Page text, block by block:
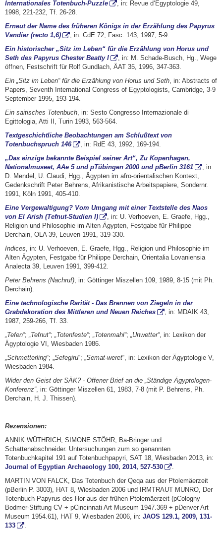
Internationales Totenbuch-Puzzle
, in: Revue d‘Egyptologie 49,
1998, 221-232, Tf. 26-28.
Erneut der Name des früheren Königs in der Erzählung des Papyrus
Vandier (recto 1,6)
, in: CdE 72, Fasc. 143, 1997, 5-9.
Ein historischer „Sitz im Leben“ für die Erzählung von Horus und
Seth des Papyrus Chester Beatty I
, in: M. Schade-Busch, Hg., Wege
öffnen, Festschrift für Rolf Gundlach, ÄAT 35, 1996, 347-363.
Ein „Sitz im Leben“ für die Erzählung von Horus und Seth, in: Abstracts of
Papers, Seventh International Congress of Egyptologists, Cambridge, 3-9
September 1995, 193-194.
Ein saitisches Totenbuch, in: Sesto Congresso Internazionale di
Egittologia, Atti II, Turin 1993, 563-564.
Textgeschichtliche Beobachtungen am Schlußtext von
Totenbuchspruch 146
, in: RdE 43, 1992, 169-194.
„Das einzige bekannte Beispiel seiner Art“, Zu Kopenhagen,
Nationalmuseet, AAe 5 und pTübingen 2000 und pBerlin 3161
, in:
D. Mendel, U. Claudi, Hgg., Ägypten im afro-orientalischen Kontext,
Gedenkschrift Peter Behrens, Afrikanistische Arbeitspapiere, Sondernr.
1991, Köln 1991, 405-410.
Eine Vergewaltigung? Vom Umgang mit einer Textstelle des Naos
von El Arish (Tefnut-Studien I)
, in: U. Verhoeven, E. Graefe, Hgg.,
Religion und Philosophie im Alten Ägypten, Festgabe für Philippe
Derchain, OLA 39, Leuven 1991, 319-330.
Indices, in: U. Verhoeven, E. Graefe, Hgg., Religion und Philosophie im
Alten Ägypten, Festgabe für Philippe Derchain, Orientalia Lovaniensia
Analecta 39, Leuven 1991, 399-412.
Peter Behrens (Nachruf), in: Göttinger Miszellen 109, 1989, 8-15 (mit Ph.
Derchain).
Eine technologische Rarität - Das Brennen von Ziegeln in der
Grabdekoration des Mittleren und Neuen Reiches
, in: MDAIK 43,
1987, 259-266, Tf. 33.
„Tefen“; „Tefnut“; „Totenfeste“; „Totenmahl“; „Unwetter“, in: Lexikon der
Ägyptologie VI, Wiesbaden 1986.
„Schmetterling“; „Sefegiru“; „Semat-weret“, in: Lexikon der Ägyptologie V,
Wiesbaden 1984.
Wider den Geist der SÄK? - Offener Brief an die „Ständige Ägyptologen-
Konferenz“, in: Göttinger Miszellen 61, 1983, 7-8 (mit P. Behrens, Ph.
Derchain, H. J. Thissen).
Rezensionen:
ANNIK WÜTHRICH, SIMONE STÖHR, Ba-Bringer und
Schattenabschneider. Untersuchungen zum so genannten
Totenbuchkapitel 191 auf Totenbuchpapyri, SAT 18, Wiesbaden 2013, in:
Journal of Egyptian Archaeology 100, 2014, 527-530
.
MARTIN VON FALCK, Das Totenbuch der Qeqa aus der Ptolemäerzeit
(pBerlin P. 3003), HAT 8, Wiesbaden 2006 und IRMTRAUT MUNRO, Der
Totenbuch-Papyrus des Hor aus der frühen Ptolemäerzeit (pCologny
Bodmer-Stiftung CV + pCincinnati Art Museum 1947.369 + pDenver Art
Museum 1954.61), HAT 9, Wiesbaden 2006, in: JAOS 129.1, 2009, 131-
133
.